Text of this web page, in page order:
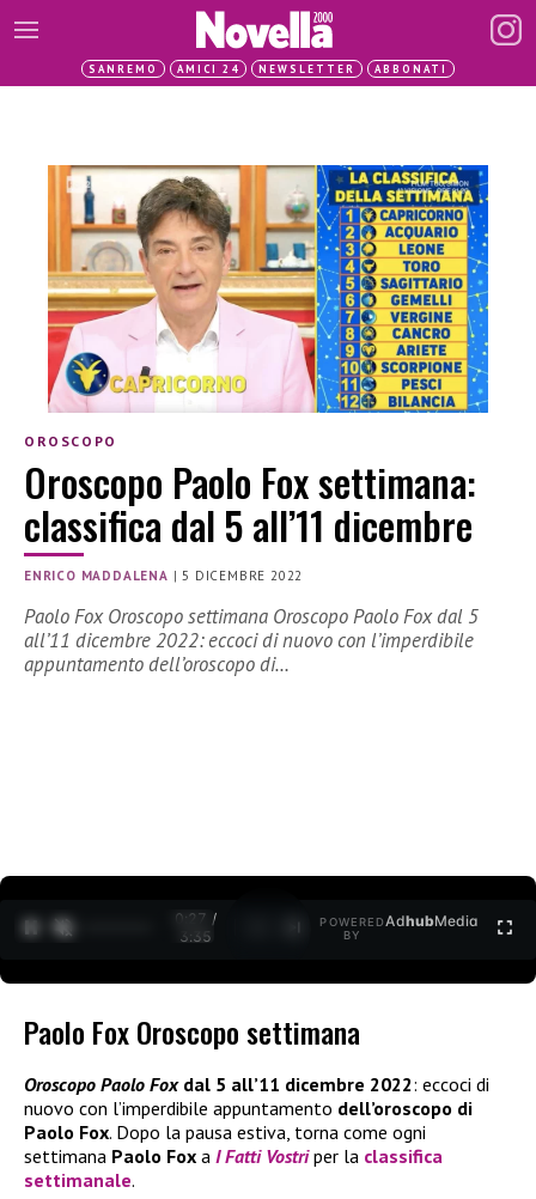
SANREMO AMICI 24 NEWSLETTER ABBONATI
OROSCOPO
Oroscopo Paolo Fox settimana:
classifica dal 5 all’11 dicembre
ENRICO MADDALENA |5 DICEMBRE 2022
Paolo Fox Oroscopo settimana Oroscopo Paolo Fox dal 5
all’11 dicembre 2022: eccoci di nuovo con l’imperdibile
appuntamento dell’oroscopo di…
0:27 /
3:35
POWERED
BY
AdhubMedia
Paolo Fox Oroscopo settimana
Oroscopo Paolo Fox dal 5 all’11 dicembre 2022: eccoci di
nuovo con l’imperdibile appuntamento dell’oroscopo di
Paolo Fox. Dopo la pausa estiva, torna come ogni
settimana Paolo Fox a I Fatti Vostriper la classifica
settimanale.